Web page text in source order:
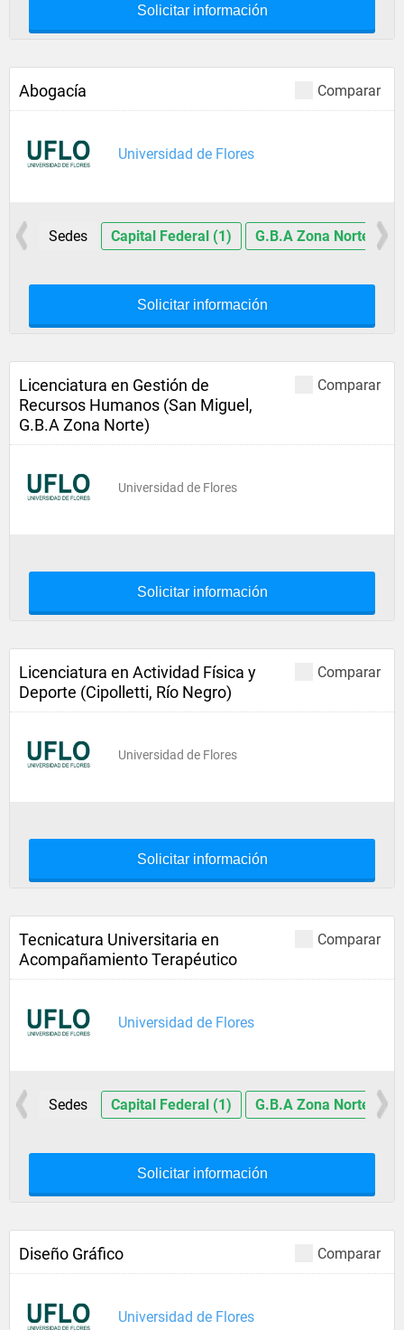
Solicitar información
Comparar
Abogacía
Universidad de Flores
Sedes Capital Federal (1) G.B.A Zona Norte (1)
Solicitar información
Comparar
Licenciatura en Gestión de
Recursos Humanos (San Miguel,
G.B.A Zona Norte)
Universidad de Flores
Solicitar información
Comparar
Licenciatura en Actividad Física y
Deporte (Cipolletti, Río Negro)
Universidad de Flores
Solicitar información
Comparar
Tecnicatura Universitaria en
Acompañamiento Terapéutico
Universidad de Flores
Sedes Capital Federal (1) G.B.A Zona Norte (1)
Solicitar información
Comparar
Diseño Gráfico
Universidad de Flores